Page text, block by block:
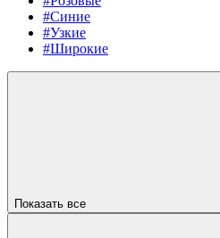
#Синие
#Узкие
#Широкие
Показать все